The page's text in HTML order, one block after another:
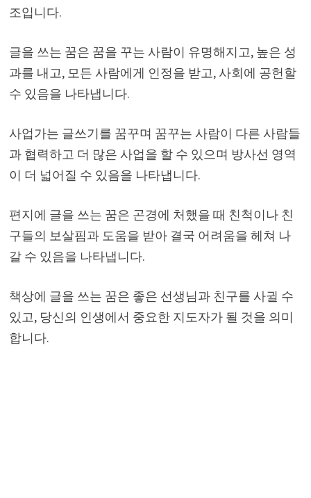
조입니다.
글을 쓰는 꿈은 꿈을 꾸는 사람이 유명해지고, 높은 성
과를 내고, 모든 사람에게 인정을 받고, 사회에 공헌할
수 있음을 나타냅니다.
사업가는 글쓰기를 꿈꾸며 꿈꾸는 사람이 다른 사람들
과 협력하고 더 많은 사업을 할 수 있으며 방사선 영역
이 더 넓어질 수 있음을 나타냅니다.
편지에 글을 쓰는 꿈은 곤경에 처했을 때 친척이나 친
구들의 보살핌과 도움을 받아 결국 어려움을 헤쳐 나
갈 수 있음을 나타냅니다.
책상에 글을 쓰는 꿈은 좋은 선생님과 친구를 사귈 수
있고, 당신의 인생에서 중요한 지도자가 될 것을 의미
합니다.